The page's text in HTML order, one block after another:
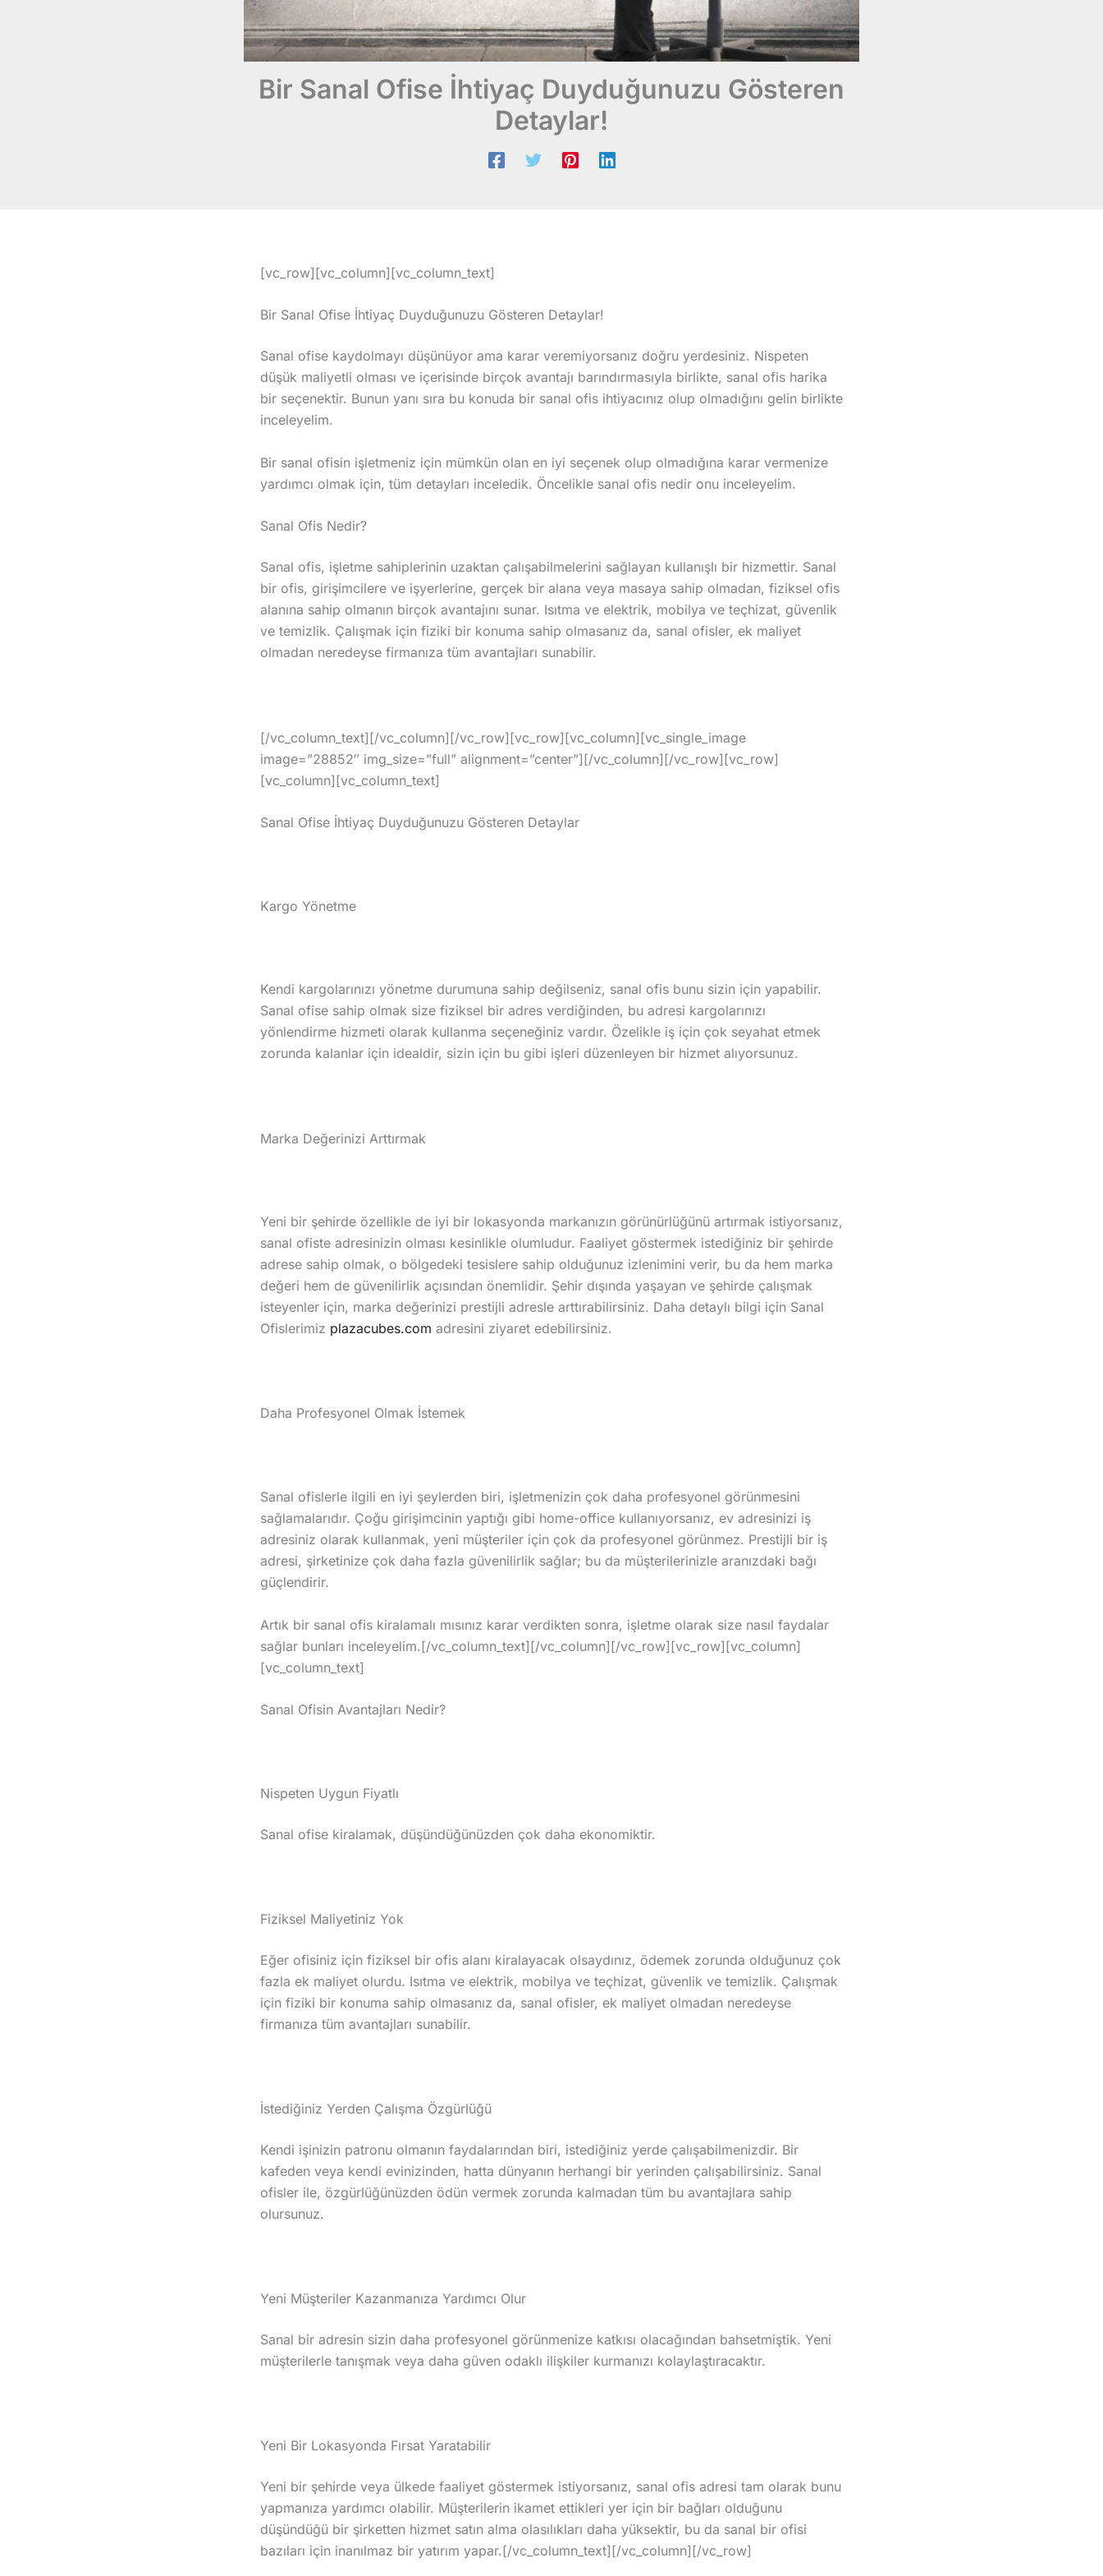
Bir Sanal Ofise İhtiyaç Duyduğunuzu Gösteren
Detaylar!
[vc_row][vc_column][vc_column_text]
Bir Sanal Ofise İhtiyaç Duyduğunuzu Gösteren Detaylar!
Sanal ofise kaydolmayı düşünüyor ama karar veremiyorsanız doğru yerdesiniz. Nispeten
düşük maliyetli olması ve içerisinde birçok avantajı barındırmasıyla birlikte, sanal ofis harika
bir seçenektir. Bunun yanı sıra bu konuda bir sanal ofis ihtiyacınız olup olmadığını gelin birlikte
inceleyelim.
Bir sanal ofisin işletmeniz için mümkün olan en iyi seçenek olup olmadığına karar vermenize
yardımcı olmak için, tüm detayları inceledik. Öncelikle sanal ofis nedir onu inceleyelim.
Sanal Ofis Nedir?
Sanal ofis, işletme sahiplerinin uzaktan çalışabilmelerini sağlayan kullanışlı bir hizmettir. Sanal
bir ofis, girişimcilere ve işyerlerine, gerçek bir alana veya masaya sahip olmadan, fiziksel ofis
alanına sahip olmanın birçok avantajını sunar. Isıtma ve elektrik, mobilya ve teçhizat, güvenlik
ve temizlik. Çalışmak için fiziki bir konuma sahip olmasanız da, sanal ofisler, ek maliyet
olmadan neredeyse firmanıza tüm avantajları sunabilir.
[/vc_column_text][/vc_column][/vc_row][vc_row][vc_column][vc_single_image
image=”28852″ img_size=”full” alignment=”center”][/vc_column][/vc_row][vc_row]
[vc_column][vc_column_text]
Sanal Ofise İhtiyaç Duyduğunuzu Gösteren Detaylar
Kargo Yönetme
Kendi kargolarınızı yönetme durumuna sahip değilseniz, sanal ofis bunu sizin için yapabilir.
Sanal ofise sahip olmak size fiziksel bir adres verdiğinden, bu adresi kargolarınızı
yönlendirme hizmeti olarak kullanma seçeneğiniz vardır. Özelikle iş için çok seyahat etmek
zorunda kalanlar için idealdir, sizin için bu gibi işleri düzenleyen bir hizmet alıyorsunuz.
Marka Değerinizi Arttırmak
Yeni bir şehirde özellikle de iyi bir lokasyonda markanızın görünürlüğünü artırmak istiyorsanız,
sanal ofiste adresinizin olması kesinlikle olumludur. Faaliyet göstermek istediğiniz bir şehirde
adrese sahip olmak, o bölgedeki tesislere sahip olduğunuz izlenimini verir, bu da hem marka
değeri hem de güvenilirlik açısından önemlidir. Şehir dışında yaşayan ve şehirde çalışmak
isteyenler için, marka değerinizi prestijli adresle arttırabilirsiniz. Daha detaylı bilgi için Sanal
Ofislerimiz plazacubes.com adresini ziyaret edebilirsiniz.
Daha Profesyonel Olmak İstemek
Sanal ofislerle ilgili en iyi şeylerden biri, işletmenizin çok daha profesyonel görünmesini
sağlamalarıdır. Çoğu girişimcinin yaptığı gibi home-office kullanıyorsanız, ev adresinizi iş
adresiniz olarak kullanmak, yeni müşteriler için çok da profesyonel görünmez. Prestijli bir iş
adresi, şirketinize çok daha fazla güvenilirlik sağlar; bu da müşterilerinizle aranızdaki bağı
güçlendirir.
Artık bir sanal ofis kiralamalı mısınız karar verdikten sonra, işletme olarak size nasıl faydalar
sağlar bunları inceleyelim.[/vc_column_text][/vc_column][/vc_row][vc_row][vc_column]
[vc_column_text]
Sanal Ofisin Avantajları Nedir?
Nispeten Uygun Fiyatlı
Sanal ofise kiralamak, düşündüğünüzden çok daha ekonomiktir.
Fiziksel Maliyetiniz Yok
Eğer ofisiniz için fiziksel bir ofis alanı kiralayacak olsaydınız, ödemek zorunda olduğunuz çok
fazla ek maliyet olurdu. Isıtma ve elektrik, mobilya ve teçhizat, güvenlik ve temizlik. Çalışmak
için fiziki bir konuma sahip olmasanız da, sanal ofisler, ek maliyet olmadan neredeyse
firmanıza tüm avantajları sunabilir.
İstediğiniz Yerden Çalışma Özgürlüğü
Kendi işinizin patronu olmanın faydalarından biri, istediğiniz yerde çalışabilmenizdir. Bir
kafeden veya kendi evinizinden, hatta dünyanın herhangi bir yerinden çalışabilirsiniz. Sanal
ofisler ile, özgürlüğünüzden ödün vermek zorunda kalmadan tüm bu avantajlara sahip
olursunuz.
Yeni Müşteriler Kazanmanıza Yardımcı Olur
Sanal bir adresin sizin daha profesyonel görünmenize katkısı olacağından bahsetmiştik. Yeni
müşterilerle tanışmak veya daha güven odaklı ilişkiler kurmanızı kolaylaştıracaktır.
Yeni Bir Lokasyonda Fırsat Yaratabilir
Yeni bir şehirde veya ülkede faaliyet göstermek istiyorsanız, sanal ofis adresi tam olarak bunu
yapmanıza yardımcı olabilir. Müşterilerin ikamet ettikleri yer için bir bağları olduğunu
düşündüğü bir şirketten hizmet satın alma olasılıkları daha yüksektir, bu da sanal bir ofisi
bazıları için inanılmaz bir yatırım yapar.[/vc_column_text][/vc_column][/vc_row]